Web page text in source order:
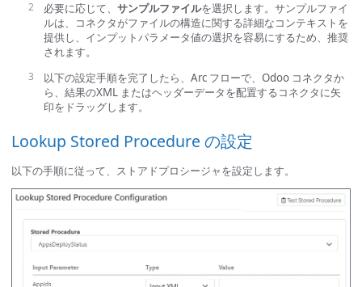
必要に応じて、 サンプルファイルを選択します。サンプルファイ
ルは、コネクタがファイルの構造に関する詳細なコンテキストを
提供し、インプットパラメータ値の選択を容易にするため、推奨
されます。
以下の設定手順を完了したら、Arc フローで、Odoo コネクタか
ら、結果のXML またはヘッダーデータを配置するコネクタに矢
印をドラッグします。
Lookup Stored Procedure の設定
以下の手順に従って、ストアドプロシージャを設定します。